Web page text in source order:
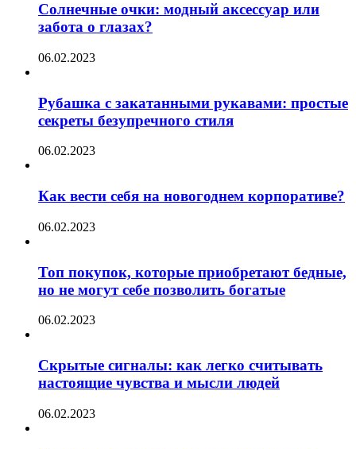
Солнечные очки: модный аксессуар или
забота о глазах?
06.02.2023
Рубашка с закатанными рукавами: простые
секреты безупречного стиля
06.02.2023
Как вести себя на новогоднем корпоративе?
06.02.2023
Топ покупок, которые приобретают бедные,
но не могут себе позволить богатые
06.02.2023
Скрытые сигналы: как легко считывать
настоящие чувства и мысли людей
06.02.2023